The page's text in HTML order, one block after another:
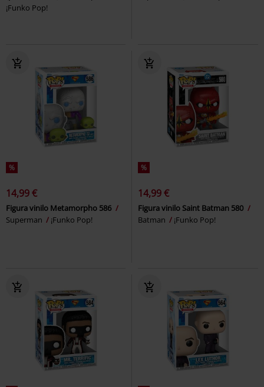
¡Funko Pop!
%
14,99 €
Figura vinilo Metamorpho 586
Superman
¡Funko Pop!
%
14,99 €
Figura vinilo Saint Batman 580
Batman
¡Funko Pop!